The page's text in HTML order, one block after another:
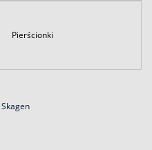
Pierścionki
Skagen